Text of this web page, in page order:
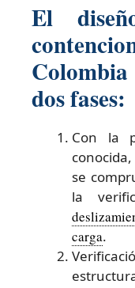
El
Colombia
dos fases:
Con la
se
la
carga.